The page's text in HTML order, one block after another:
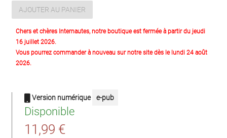
AJOUTER AU PANIER
Chers et chères Internautes, notre boutique est fermée à partir du jeudi
16 juillet 2026.
Vous pourrez commander à nouveau sur notre site dès le lundi 24 août
2026.
Version numérique e-pub
Disponible
11,99 €